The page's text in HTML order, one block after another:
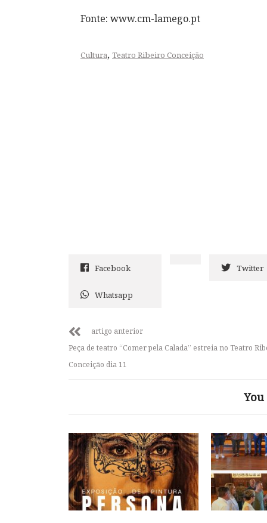
Fonte: www.cm-lamego.pt
Cultura, Teatro Ribeiro Conceição
Facebook Twitter
Whatsapp
artigo anterior
Peça de teatro “Comer pela Calada” estreia no Teatro
Conceição dia 11